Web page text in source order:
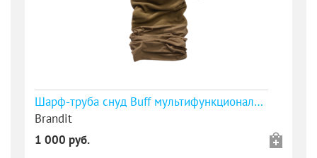
Шарф-труба снуд Buff мультифункциональный с флисом бежевый
Brandit
1 000 руб.